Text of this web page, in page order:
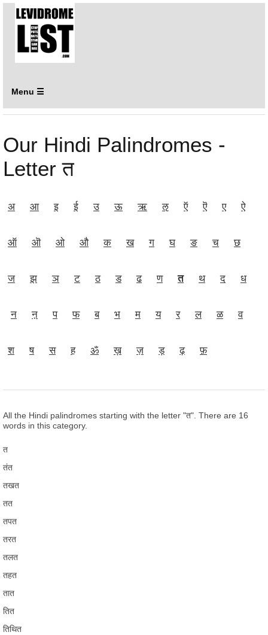
Menu ☰
Our Hindi Palindromes -
Letter त
अ आ इ ई उ ऊ ऋ ऌ ऍ ऎ ए ऐ
ऑ ऒ ओ औ क ख ग घ ङ च छ
ज झ ञ ट ठ ड ढ ण त थ द ध
न ऩ प फ ब भ म य र ल ळ व
श ष स ह ॐ ख़ ज़ ड़ ढ़ फ़
All the Hindi palindromes starting with the letter "त". There are 16
words in this category.
त
तंत
तखत
तत
तपत
तरत
तलत
तहत
तात
तित
तिथित